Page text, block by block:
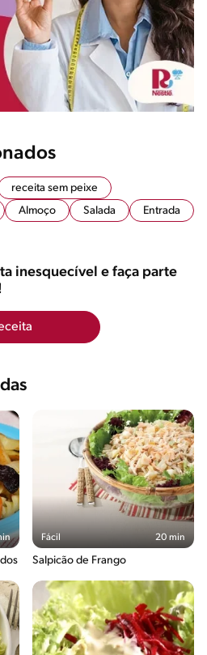
receita sem peixe
Almoço Salada
Entrada
inesquecível e faça parte
Fácil 20 min
Salpicão de Frango